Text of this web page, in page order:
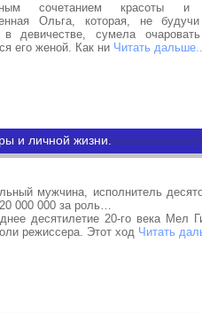
сочетанием красоты
Ольга, которая, не
в девичестве, сумела
его женой. Как ни Читать дальше..
и личной жизни.
мужчина, исполнитель
000 000 за роль…
десятилетие 20-го века Мел
режиссера. Этот ход Читать